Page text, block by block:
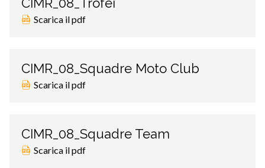
Scarica il pdf
CIMR_08_Squadre Moto Club
Scarica il pdf
CIMR_08_Squadre Team
Scarica il pdf